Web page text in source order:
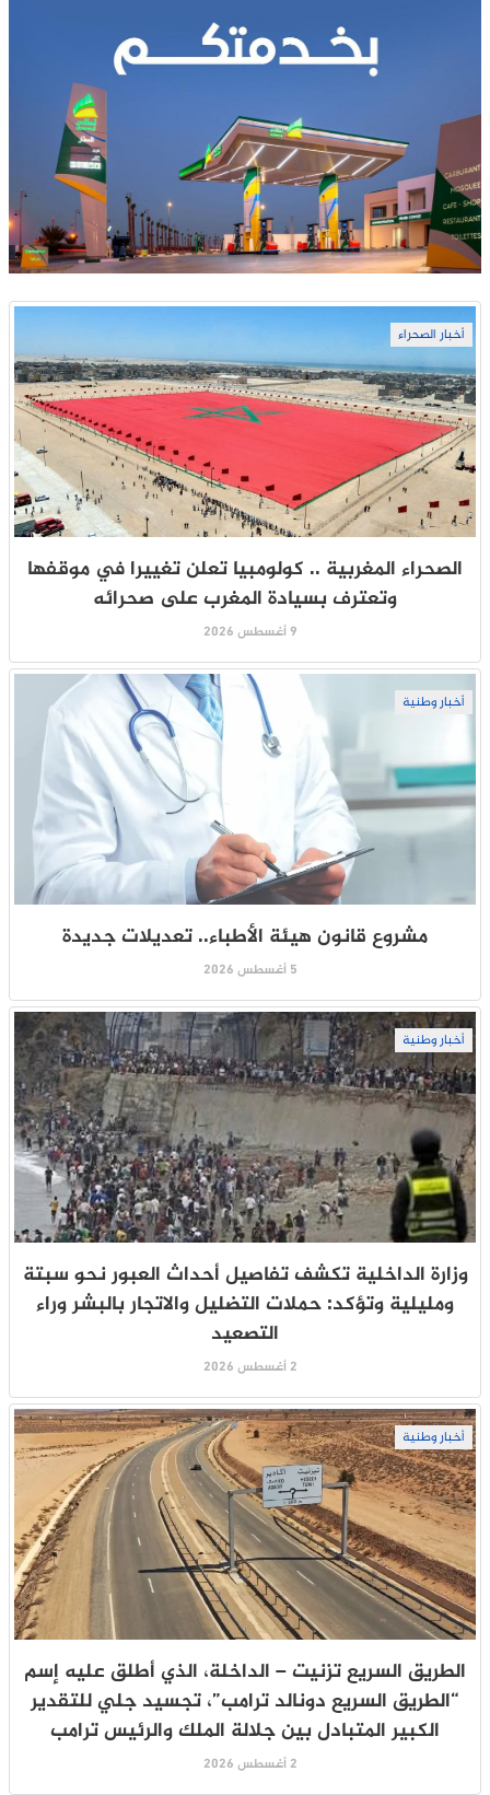
أخبار الصحراء
الصحراء المغربية .. كولومبيا تعلن تغييرا في موقفها
وتعترف بسيادة المغرب على صحرائه
9 أغسطس 2026
أخبار وطنية
مشروع قانون هيئة الأطباء.. تعديلات جديدة
5 أغسطس 2026
أخبار وطنية
وزارة الداخلية تكشف تفاصيل أحداث العبور نحو سبتة
ومليلية وتؤكد: حملات التضليل والاتجار بالبشر وراء
التصعيد
2 أغسطس 2026
أخبار وطنية
الطريق السريع تزنيت – الداخلة، الذي أطلق عليه إسم
“الطريق السريع دونالد ترامب”، تجسيد جلي للتقدير
الكبير المتبادل بين جلالة الملك والرئيس ترامب
2 أغسطس 2026